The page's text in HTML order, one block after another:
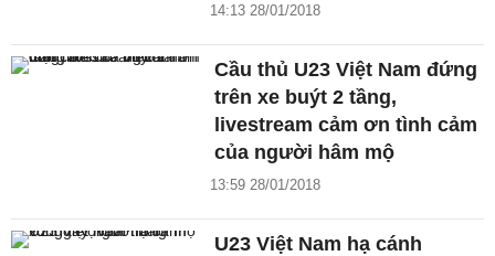
14:13 28/01/2018
Cầu thủ U23 Việt Nam đứng
trên xe buýt 2 tầng,
livestream cảm ơn tình cảm
của người hâm mộ
13:59 28/01/2018
U23 Việt Nam hạ cánh